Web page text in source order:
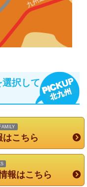
択して
こちら
報はこちら